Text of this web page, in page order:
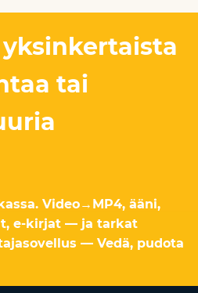
tai
Video→MP4, ääni,
e-kirjat — ja tarkat
— Vedä, pudota